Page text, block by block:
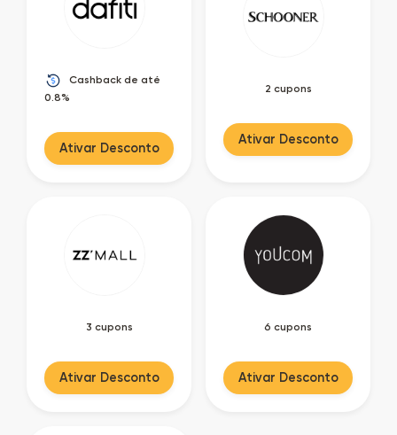
Cashback de até
0.8%
Ativar Desconto
2 cupons
Ativar Desconto
3 cupons
Ativar Desconto
6 cupons
Ativar Desconto